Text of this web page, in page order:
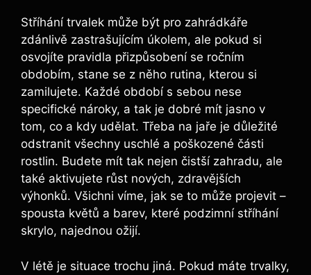
Stříhání trvalek může být pro zahrádkáře
zdánlivě zastrašujícím úkolem, ale pokud si
osvojíte pravidla přizpůsobení se ročním
obdobím, stane se z něho rutina, kterou si
zamilujete. Každé období s sebou nese
specifické nároky, a tak je dobré mít jasno v
tom, co a kdy udělat. Třeba na jaře je důležité
odstranit všechny uschlé a poškozené části
rostlin. Budete mít tak nejen čistší zahradu, ale
také aktivujete růst nových, zdravějších
výhonků. Všichni víme, jak se to může projevit –
spousta květů a barev, které podzimní stříhání
skrylo, najednou ožijí.
V létě je situace trochu jiná. Pokud máte trvalky,